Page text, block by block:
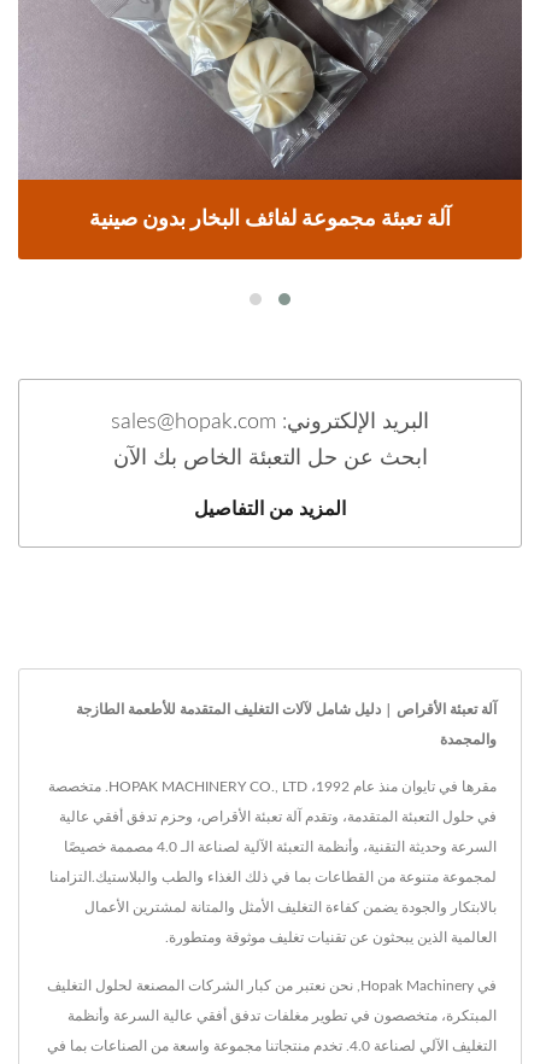
آلة تعبئة مجموعة لفائف البخار بدون صينية
البريد الإلكتروني: sales@hopak.com
ابحث عن حل التعبئة الخاص بك الآن
المزيد من التفاصيل
آلة تعبئة الأقراص | دليل شامل لآلات التغليف المتقدمة للأطعمة الطازجة
والمجمدة
مقرها في تايوان منذ عام 1992، HOPAK MACHINERY CO., LTD. متخصصة
في حلول التعبئة المتقدمة، وتقدم آلة تعبئة الأقراص، وحزم تدفق أفقي عالية
السرعة وحديثة التقنية، وأنظمة التعبئة الآلية لصناعة الـ 4.0 مصممة خصيصًا
لمجموعة متنوعة من القطاعات بما في ذلك الغذاء والطب والبلاستيك.التزامنا
بالابتكار والجودة يضمن كفاءة التغليف الأمثل والمتانة لمشترين الأعمال
العالمية الذين يبحثون عن تقنيات تغليف موثوقة ومتطورة.
في Hopak Machinery, نحن نعتبر من كبار الشركات المصنعة لحلول التغليف
المبتكرة، متخصصون في تطوير مغلفات تدفق أفقي عالية السرعة وأنظمة
التغليف الآلي لصناعة 4.0. تخدم منتجاتنا مجموعة واسعة من الصناعات بما في